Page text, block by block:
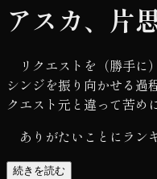
アスカ、片
リクエストを（勝手に
シンジを振り向かせる過
クエスト元と違って苦め
ありがたいことにラン
続きを読む